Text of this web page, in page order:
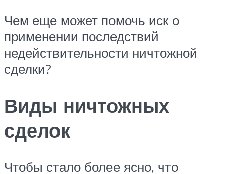
Чем еще может помочь иск о
применении последствий
недействительности ничтожной
сделки?
Виды ничтожных
сделок
Чтобы стало более ясно, что